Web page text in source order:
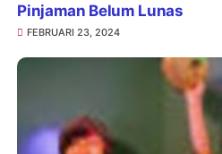
Pinjaman Belum Lunas
FEBRUARI 23, 2024